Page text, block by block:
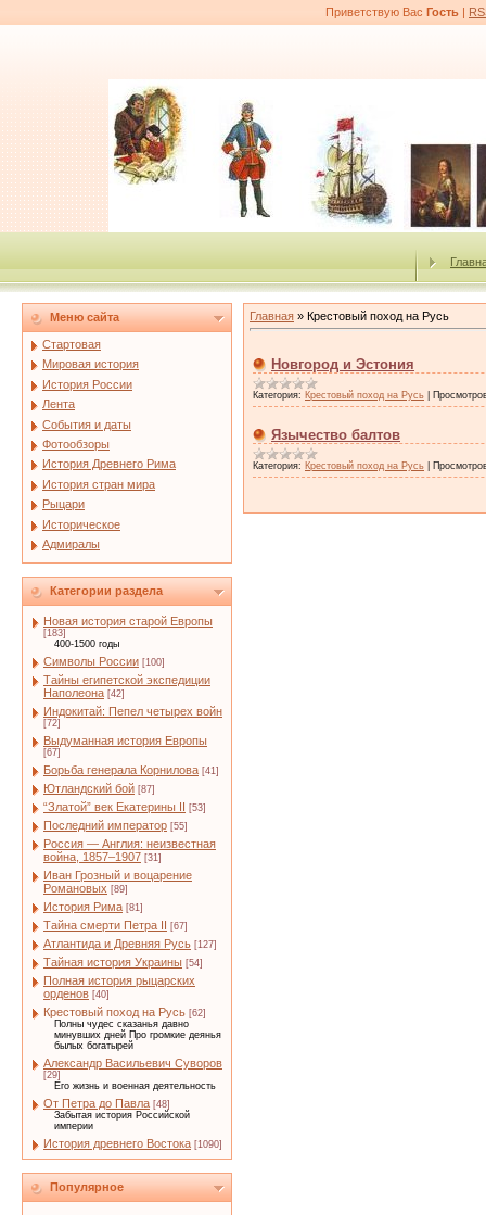
Приветствую Вас Гость |
Меню сайта
Стартовая
Мировая история
История России
Лента
События и даты
Фотообзоры
История Древнего Рима
История стран мира
Рыцари
Историческое
Адмиралы
Категории раздела
Новая история старой Европы
[183]
400-1500 годы
Символы России [100]
Тайны египетской экспедиции
Наполеона [42]
Индокитай: Пепел четырех войн
[72]
Выдуманная история Европы
[67]
Борьба генерала Корнилова [41]
Ютландский бой [87]
“Златой” век Екатерины II [53]
Последний император [55]
Россия — Англия: неизвестная
война, 1857–1907 [31]
Иван Грозный и воцарение
Романовых [89]
История Рима [81]
Тайна смерти Петра II [67]
Атлантида и Древняя Русь [127]
Тайная история Украины [54]
Полная история рыцарских
орденов [40]
Крестовый поход на Русь [62]
Полны чудес сказанья давно
минувших дней Про громкие деянья
былых богатырей
Александр Васильевич Суворов
[29]
Его жизнь и военная деятельность
От Петра до Павла [48]
Забытая история Российской
империи
История древнего Востока [1090]
Популярное
Главная » Крестовый поход на Русь
Новгород и Эстония
Категория: Крестовый поход на Русь
Язычество балтов
Категория: Крестовый поход на Русь